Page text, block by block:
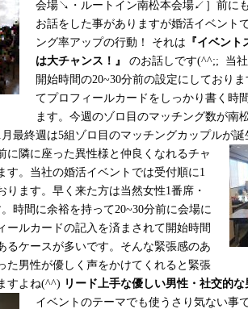
会場↘︎・ルートイン南松本会場↙︎］前に
お話をした事がありますが婚活イベント
ング率アップの行動！ それは 『イベン
は大チャンス！』 のお話しです(^^;; 当
開始時間の20~30分前の設定にしており
てプロフィールカードをしっかり書く時
ます。今週のゾロ目のマッチング数が南
最終週は5組ゾロ目のマッチングカップルが
に隣に座った異性様と仲良くなれるチャ
す。当社の婚活イベントでは受付順に1
ます。早く来た方は当然女性1番席・
時間に余裕を持って20~30分前に会場に
ールカードの記入を済まされて開始時間
るケースが多いです。そんな緊張感のあ
た男性が優しく声をかけてくれると緊張
すよね(^^) リード上手な優しい男性・社交的
イベントのテーマでも使うさり気ない事